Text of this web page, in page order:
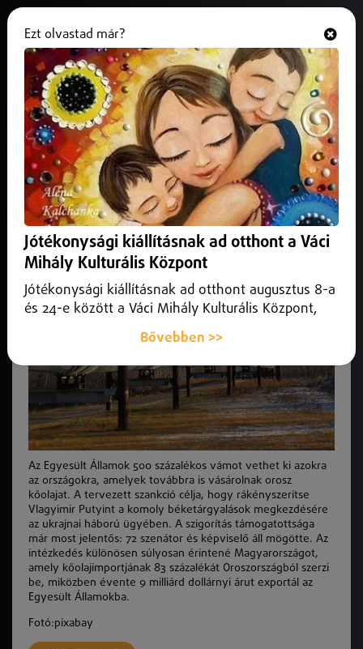
500 százalékos USA-vám jöhet az
orosz olajat vásárló országokra
2025. május 02.Külföld
Az intézkedés különösen súlyosan érintené
Az Egyesült Államok 500 százalékos vámot vethet ki azokra
az országokra, amelyek továbbra is vásárolnak orosz
kőolajat. A tervezett szankció célja, hogy rákényszerítse
Vlagyimir Putyint a komoly béketárgyalások megkezdésére
az ukrajnai háború ügyében. A szigorítás támogatottsága
már most jelentős: 72 szenátor és képviselő áll mögötte. Az
intézkedés különösen súlyosan érintené Magyarországot,
amely kőolajimportjának 83 százalékát Oroszországból szerzi
be, miközben évente 9 milliárd dollárnyi árut exportál az
Egyesült Államokba.
Fotó:pixabay
Ezt olvastad már?
Jótékonysági kiállításnak ad otthont a Váci
Mihály Kulturális Központ
Jótékonysági kiállításnak ad otthont augusztus 8-a
és 24-e között a Váci Mihály Kulturális Központ,
Bővebben >>